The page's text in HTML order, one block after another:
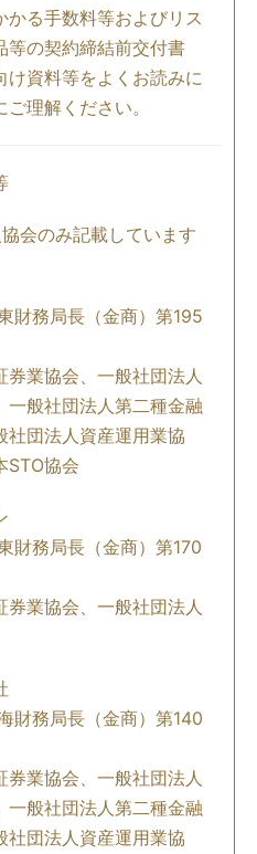
る手数料等およびリス
等の契約締結前交付書
資料等をよくお読みに
理解ください。
会のみ記載しています
財務局長（金商）第195
業協会、一般社団法人
一般社団法人第二種金融
社団法人資産運用業協
STO協会
財務局長（金商）第170
業協会、一般社団法人
財務局長（金商）第140
業協会、一般社団法人
一般社団法人第二種金融
社団法人資産運用業協